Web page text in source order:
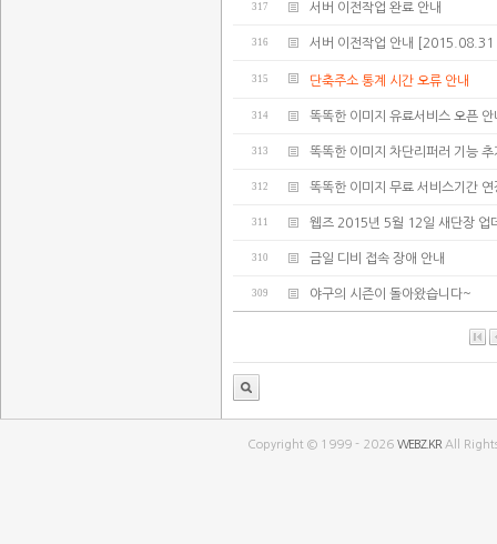
317 서버 이전작업 완료 안내
316 서버 이전작업 안내
315 단축주소 통계 시간 오류 안내
314 똑똑한 이미지 유료서비스 오픈 안
313 똑똑한 이미지 차단리퍼러 기능 추
312 똑똑한 이미지 무료 서비스기간 연
311 웹즈 2015년 5월 12일 새단장 업
310 금일 디비 접속 장애 안내
309 야구의 시즌이 돌아왔습니다~
Copyright © 1999 - 2026WEBZ.KR All